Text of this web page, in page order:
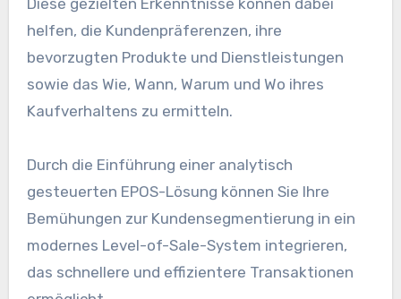
helfen, die Kundenpräferenzen, ihre
bevorzugten Produkte und Dienstleistungen
sowie das Wie, Wann, Warum und Wo ihres
Kaufverhaltens zu ermitteln.
Durch die Einführung einer analytisch
gesteuerten EPOS-Lösung können Sie Ihre
Bemühungen zur Kundensegmentierung in ein
modernes Level-of-Sale-System integrieren,
das schnellere und effizientere Transaktionen